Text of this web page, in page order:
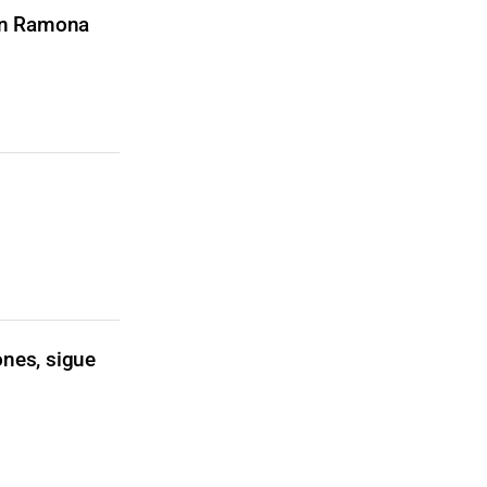
Ramona
sigue